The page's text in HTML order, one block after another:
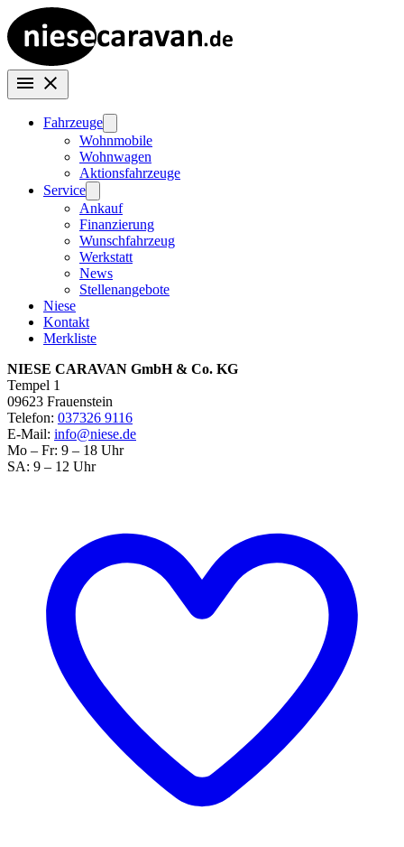
Fahrzeuge
Wohnmobile
Wohnwagen
Aktionsfahrzeuge
Service
Ankauf
Finanzierung
Wunschfahrzeug
Werkstatt
News
Stellenangebote
Niese
Kontakt
Merkliste
NIESE CARAVAN GmbH & Co. KG
Tempel 1
09623 Frauenstein
Telefon: 037326 9116
E-Mail: info@niese.de
Mo – Fr: 9 – 18 Uhr
SA: 9 – 12 Uhr